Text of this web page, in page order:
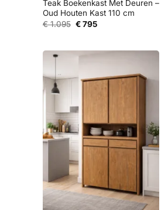
Teak Boekenkast Met Deuren –
Oud Houten Kast 110 cm
€1.095 Oorspronkelijke
€795Huidige